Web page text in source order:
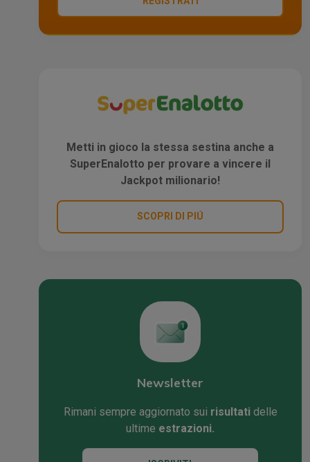
Metti in gioco la stessa sestina anche a
SuperEnalotto per provare a vincere il
Jackpot milionario!
SCOPRI DI PIÚ
Newsletter
Rimani sempre aggiornato sui risultatidelle
ultime estrazioni.